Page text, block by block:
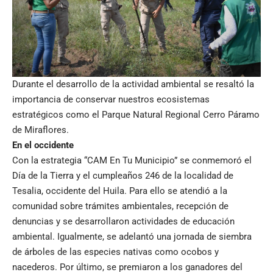
Durante el desarrollo de la actividad ambiental se resaltó la
importancia de conservar nuestros ecosistemas
estratégicos como el Parque Natural Regional Cerro Páramo
de Miraflores.
En el occidente
Con la estrategia “CAM En Tu Municipio” se conmemoró el
Día de la Tierra y el cumpleaños 246 de la localidad de
Tesalia, occidente del Huila. Para ello se atendió a la
comunidad sobre trámites ambientales, recepción de
denuncias y se desarrollaron actividades de educación
ambiental. Igualmente, se adelantó una jornada de siembra
de árboles de las especies nativas como ocobos y
nacederos. Por último, se premiaron a los ganadores del